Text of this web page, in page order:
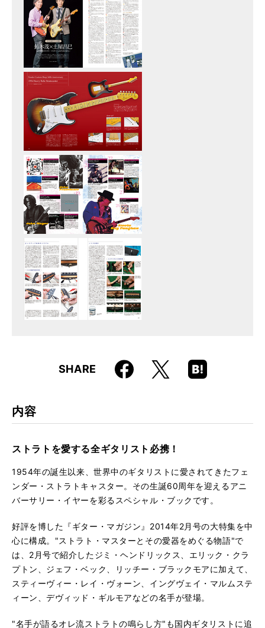
SHARE Faceboo
k
X
Hatena
Boo
内容
ストラトを愛する全ギタリスト必携！
1954年の誕生以来、世界中のギタリストに愛されてきたフェ
ンダー・ストラトキャスター。その生誕60周年を迎えるアニ
バーサリー・イヤーを彩るスペシャル・ブックです。
好評を博した『ギター・マガジン』2014年2月号の大特集を中
心に構成。"ストラト・マスターとその愛器をめぐる物語"で
は、2月号で紹介したジミ・ヘンドリックス、エリック・クラ
プトン、ジェフ・ベック、リッチー・ブラックモアに加えて、
スティーヴィー・レイ・ヴォーン、イングヴェイ・マルムステ
ィーン、デヴィッド・ギルモアなどの名手が登場。
"名手が語るオレ流ストラトの鳴らし方"も国内ギタリストに追